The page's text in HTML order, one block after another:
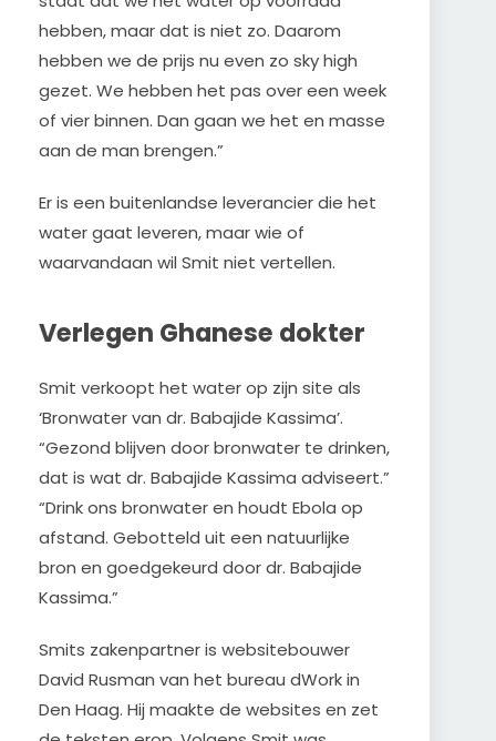
hebben, maar dat is niet zo. Daarom
hebben we de prijs nu even zo sky high
gezet. We hebben het pas over een week
of vier binnen. Dan gaan we het en masse
aan de man brengen.”
Er is een buitenlandse leverancier die het
water gaat leveren, maar wie of
waarvandaan wil Smit niet vertellen.
Verlegen Ghanese dokter
Smit verkoopt het water op zijn site als
‘Bronwater van dr. Babajide Kassima’.
“Gezond blijven door bronwater te drinken,
dat is wat dr. Babajide Kassima adviseert.”
“Drink ons bronwater en houdt Ebola op
afstand. Gebotteld uit een natuurlijke
bron en goedgekeurd door dr. Babajide
Kassima.”
Smits zakenpartner is websitebouwer
David Rusman van het bureau dWork in
Den Haag. Hij maakte de websites en zet